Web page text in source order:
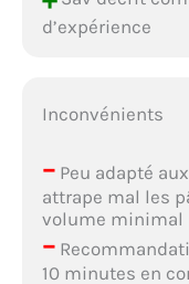
d’expérience
Inconvénients
–Peu adapté
attrape mal les
volume minimal
–
10 minutes en